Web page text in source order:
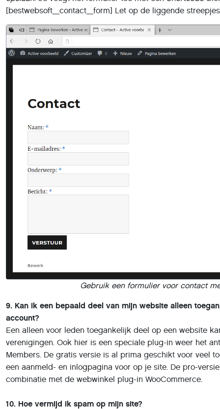
[bestwebsoft_contact_form] Let op de liggende
Gebruik een formulier voor contact
9. Kan ik een bepaald deel van mijn website alleen
account?
Een alleen voor leden toegankelijk deel op een website
verenigingen. Ook hier is een speciale plug-in weer het
Members. De gratis versie is al prima geschikt voor veel
een aanmeld- en inlogpagina voor op je site. De pro-
combinatie met de webwinkel plug-in WooCommerce.
10. Hoe vermijd ik spam op mijn site?